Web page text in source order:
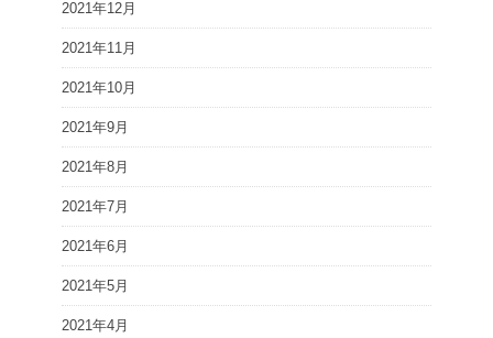
2021年12月
2021年11月
2021年10月
2021年9月
2021年8月
2021年7月
2021年6月
2021年5月
2021年4月